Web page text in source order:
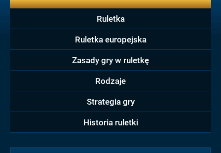
Ruletka
Ruletka europejska
Zasady gry w ruletkę
Rodzaje
Strategia gry
Historia ruletki